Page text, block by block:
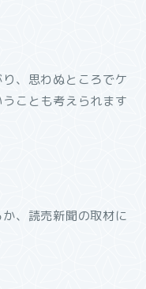
、思わぬところでケ
ことも考えられます
、読売新聞の取材に